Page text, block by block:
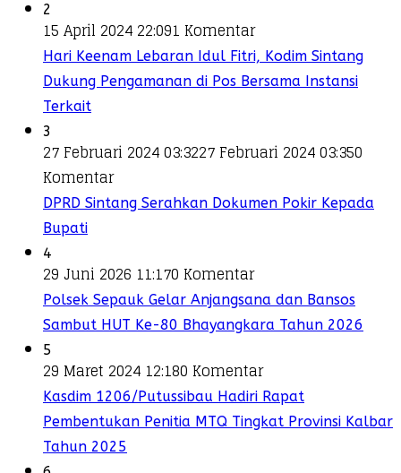
2
15 April 2024 22:091 Komentar
Hari Keenam Lebaran Idul Fitri, Kodim Sintang
Dukung Pengamanan di Pos Bersama Instansi
Terkait
3
27 Februari 2024 03:3227 Februari 2024 03:350
Komentar
DPRD Sintang Serahkan Dokumen Pokir Kepada
Bupati
4
29 Juni 2026 11:170 Komentar
Polsek Sepauk Gelar Anjangsana dan Bansos
Sambut HUT Ke-80 Bhayangkara Tahun 2026
5
29 Maret 2024 12:180 Komentar
Kasdim 1206/Putussibau Hadiri Rapat
Pembentukan Penitia MTQ Tingkat Provinsi Kalbar
Tahun 2025